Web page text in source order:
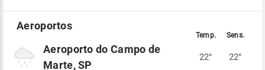
Aeroporto do Campo de
Marte, SP
22° 22°